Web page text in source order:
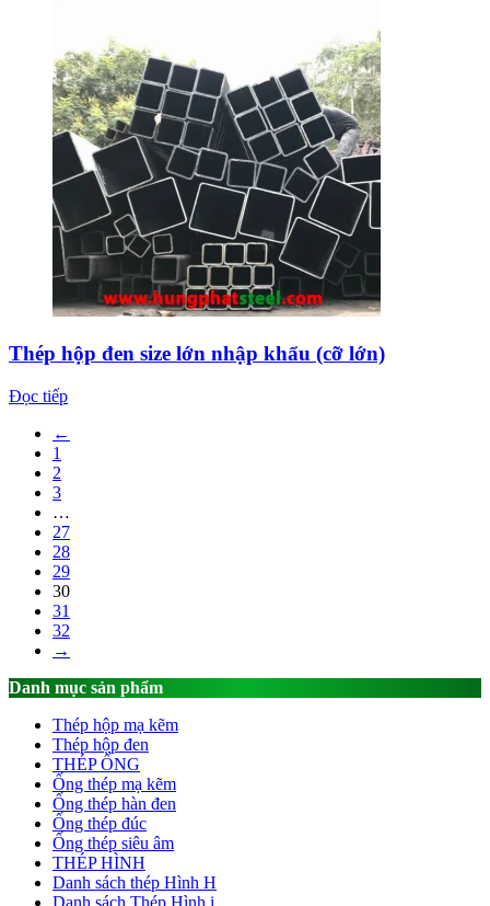
Thép hộp đen size lớn nhập khẩu (cỡ lớn)
Đọc tiếp
←
1
2
3
…
27
28
29
30
31
32
→
Danh mục sản phẩm
Thép hộp mạ kẽm
Thép hộp đen
THÉP ỐNG
Ống thép mạ kẽm
Ống thép hàn đen
Ống thép đúc
Ống thép siêu âm
THÉP HÌNH
Danh sách thép Hình H
Danh sách Thép Hình i